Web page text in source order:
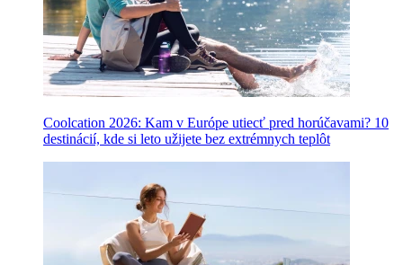
Coolcation 2026: Kam v Európe utiecť pred horúčavami? 10
destinácií, kde si leto užijete bez extrémnych teplôt